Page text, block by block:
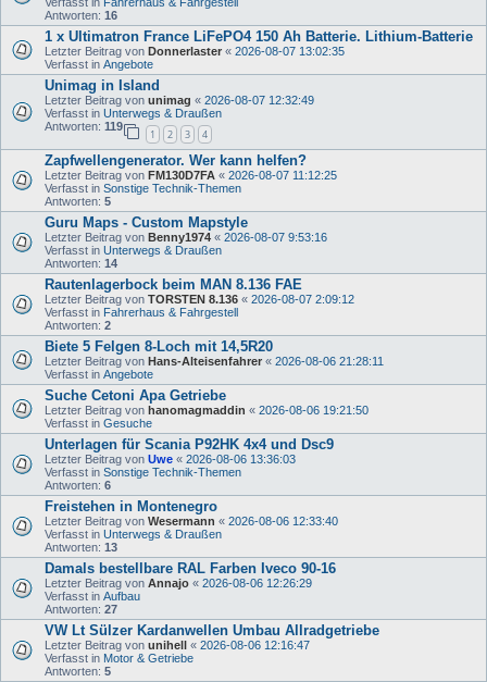
Antworten: 16
1 x Ultimatron France LiFePO4 150 Ah Batterie. Lithium-Batterie
Letzter Beitrag von Donnerlaster « 2026-08-07 13:02:35
Verfasst in Angebote
Unimag in Island
Letzter Beitrag von unimag « 2026-08-07 12:32:49
Verfasst in Unterwegs & Draußen
Antworten: 119
1 2 3 4
Zapfwellengenerator. Wer kann helfen?
Letzter Beitrag von FM130D7FA « 2026-08-07 11:12:25
Verfasst in Sonstige Technik-Themen
Antworten: 5
Guru Maps - Custom Mapstyle
Letzter Beitrag von Benny1974 « 2026-08-07 9:53:16
Verfasst in Unterwegs & Draußen
Antworten: 14
Rautenlagerbock beim MAN 8.136 FAE
Letzter Beitrag von TORSTEN 8.136 « 2026-08-07 2:09:12
Verfasst in Fahrerhaus & Fahrgestell
Antworten: 2
Biete 5 Felgen 8-Loch mit 14,5R20
Letzter Beitrag von Hans-Alteisenfahrer « 2026-08-06 21:28:11
Verfasst in Angebote
Suche Cetoni Apa Getriebe
Letzter Beitrag von hanomagmaddin « 2026-08-06 19:21:50
Verfasst in Gesuche
Unterlagen für Scania P92HK 4x4 und Dsc9
Letzter Beitrag von Uwe « 2026-08-06 13:36:03
Verfasst in Sonstige Technik-Themen
Antworten: 6
Freistehen in Montenegro
Letzter Beitrag von Wesermann « 2026-08-06 12:33:40
Verfasst in Unterwegs & Draußen
Antworten: 13
Damals bestellbare RAL Farben Iveco 90-16
Letzter Beitrag von Annajo « 2026-08-06 12:26:29
Verfasst in Aufbau
Antworten: 27
VW Lt Sülzer Kardanwellen Umbau Allradgetriebe
Letzter Beitrag von unihell « 2026-08-06 12:16:47
Verfasst in Motor & Getriebe
Antworten: 5